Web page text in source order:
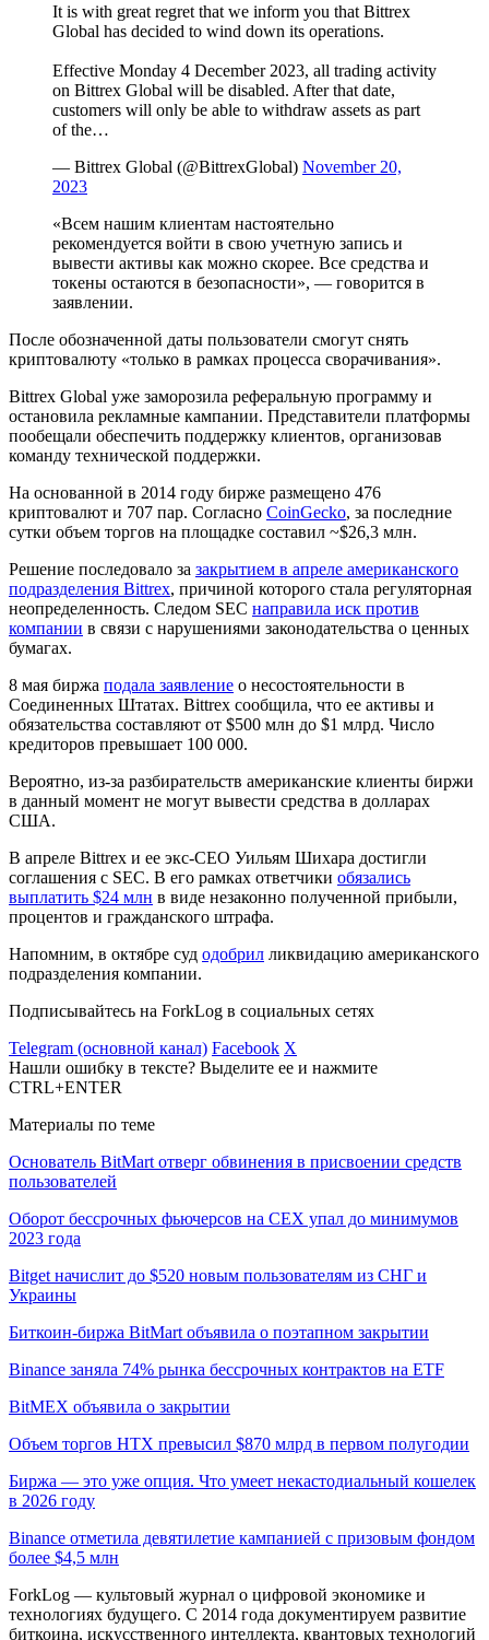
It is with great regret that we inform you that Bittrex
Global has decided to wind down its operations.
Effective Monday 4 December 2023, all trading activity
on Bittrex Global will be disabled. After that date,
customers will only be able to withdraw assets as part
of the…
— Bittrex Global (@BittrexGlobal) November 20,
2023
«Всем нашим клиентам настоятельно
рекомендуется войти в свою учетную запись и
вывести активы как можно скорее. Все средства и
токены остаются в безопасности», — говорится в
заявлении.
После обозначенной даты пользователи смогут снять
криптовалюту «только в рамках процесса сворачивания».
Bittrex Global уже заморозила реферальную программу и
остановила рекламные кампании. Представители платформы
пообещали обеспечить поддержку клиентов, организовав
команду технической поддержки.
На основанной в 2014 году бирже размещено 476
криптовалют и 707 пар. Согласно CoinGecko, за последние
сутки объем торгов на площадке составил ~$26,3 млн.
Решение последовало за закрытием в апреле американского
подразделения Bittrex, причиной которого стала регуляторная
неопределенность. Следом SEC направила иск против
компании в связи с нарушениями законодательства о ценных
бумагах.
8 мая биржа подала заявление о несостоятельности в
Соединенных Штатах. Bittrex сообщила, что ее активы и
обязательства составляют от $500 млн до $1 млрд. Число
кредиторов превышает 100 000.
Вероятно, из-за разбирательств американские клиенты биржи
в данный момент не могут вывести средства в долларах
США.
В апреле Bittrex и ее экс-CEO Уильям Шихара достигли
соглашения с SEC. В его рамках ответчики обязались
выплатить $24 млн в виде незаконно полученной прибыли,
процентов и гражданского штрафа.
Напомним, в октябре суд одобрил ликвидацию американского
подразделения компании.
Подписывайтесь на ForkLog в социальных сетях
Telegram (основной канал) Facebook X
Нашли ошибку в тексте? Выделите ее и нажмите
CTRL+ENTER
Материалы по теме
Основатель BitMart отверг обвинения в присвоении средств
пользователей
Оборот бессрочных фьючерсов на CEX упал до минимумов
2023 года
Bitget начислит до $520 новым пользователям из СНГ и
Украины
Биткоин-биржа BitMart объявила о поэтапном закрытии
Binance заняла 74% рынка бессрочных контрактов на ETF
BitMEX объявила о закрытии
Объем торгов HTX превысил $870 млрд в первом полугодии
Биржа — это уже опция. Что умеет некастодиальный кошелек
в 2026 году
Binance отметила девятилетие кампанией с призовым фондом
более $4,5 млн
ForkLog — культовый журнал о цифровой экономике и
технологиях будущего. С 2014 года документируем развитие
биткоина, искусственного интеллекта, квантовых технологий